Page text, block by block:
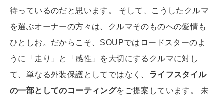
待っているのだと思います。 そして、こうしたクルマ
を選ぶオーナーの方々は、クルマそのものへの愛情も
ひとしお。だからこそ、SOUPではロードスターのよ
うに「走り」と「感性」を大切にするクルマに対し
て、単なる外装保護としてではなく、 ライフスタイル
の一部としてのコーティングをご提案しています。 未